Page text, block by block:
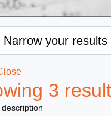
Narrow your results
3